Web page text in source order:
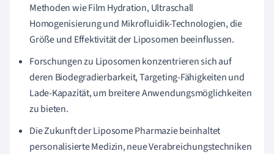
Methoden wie Film Hydration, Ultraschall
Homogenisierung und Mikrofluidik-Technologien, die
Größe und Effektivität der Liposomen beeinflussen.
Forschungen zu Liposomen konzentrieren sich auf
deren Biodegradierbarkeit, Targeting-Fähigkeiten und
Lade-Kapazität, um breitere Anwendungsmöglichkeiten
zu bieten.
Die Zukunft der Liposome Pharmazie beinhaltet
personalisierte Medizin, neue Verabreichungstechniken